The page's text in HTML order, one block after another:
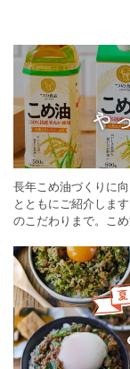
長年こめ油づくりに
とともにご紹介しま
のこだわりまで。こ